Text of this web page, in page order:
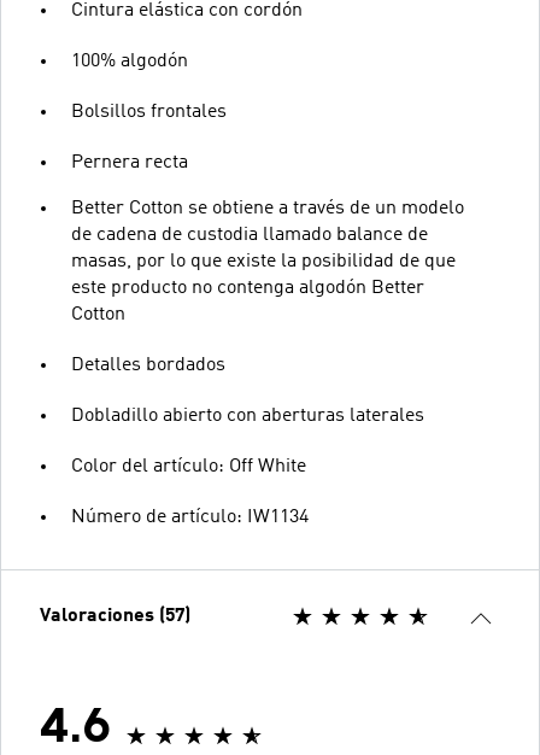
Cintura elástica con cordón
100% algodón
Bolsillos frontales
Pernera recta
Better Cotton se obtiene a través de un modelo
de cadena de custodia llamado balance de
masas, por lo que existe la posibilidad de que
este producto no contenga algodón Better
Cotton
Detalles bordados
Dobladillo abierto con aberturas laterales
Color del artículo: Off White
Número de artículo: IW1134
Valoraciones (57)
4.6